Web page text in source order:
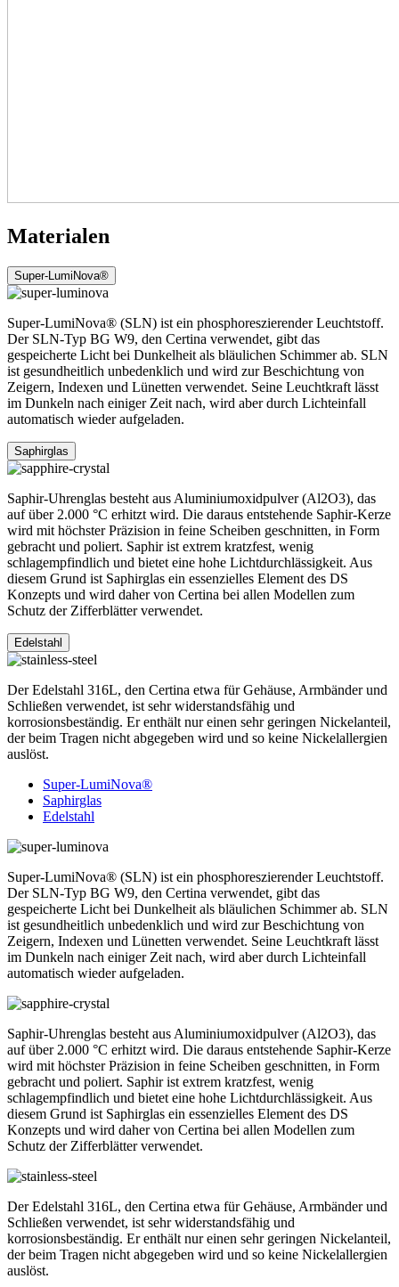
Materialen
Super-LumiNova®
Super-LumiNova® (SLN) ist ein phosphoreszierender Leuchtstoff.
Der SLN-Typ BG W9, den Certina verwendet, gibt das
gespeicherte Licht bei Dunkelheit als bläulichen Schimmer ab. SLN
ist gesundheitlich unbedenklich und wird zur Beschichtung von
Zeigern, Indexen und Lünetten verwendet. Seine Leuchtkraft lässt
im Dunkeln nach einiger Zeit nach, wird aber durch Lichteinfall
automatisch wieder aufgeladen.
Saphirglas
Saphir-Uhrenglas besteht aus Aluminiumoxidpulver (Al2O3), das
auf über 2.000 °C erhitzt wird. Die daraus entstehende Saphir-Kerze
wird mit höchster Präzision in feine Scheiben geschnitten, in Form
gebracht und poliert. Saphir ist extrem kratzfest, wenig
schlagempfindlich und bietet eine hohe Lichtdurchlässigkeit. Aus
diesem Grund ist Saphirglas ein essenzielles Element des DS
Konzepts und wird daher von Certina bei allen Modellen zum
Schutz der Zifferblätter verwendet.
Edelstahl
Der Edelstahl 316L, den Certina etwa für Gehäuse, Armbänder und
Schließen verwendet, ist sehr widerstandsfähig und
korrosionsbeständig. Er enthält nur einen sehr geringen Nickelanteil,
der beim Tragen nicht abgegeben wird und so keine Nickelallergien
auslöst.
Super-LumiNova®
Saphirglas
Edelstahl
Super-LumiNova® (SLN) ist ein phosphoreszierender Leuchtstoff.
Der SLN-Typ BG W9, den Certina verwendet, gibt das
gespeicherte Licht bei Dunkelheit als bläulichen Schimmer ab. SLN
ist gesundheitlich unbedenklich und wird zur Beschichtung von
Zeigern, Indexen und Lünetten verwendet. Seine Leuchtkraft lässt
im Dunkeln nach einiger Zeit nach, wird aber durch Lichteinfall
automatisch wieder aufgeladen.
Saphir-Uhrenglas besteht aus Aluminiumoxidpulver (Al2O3), das
auf über 2.000 °C erhitzt wird. Die daraus entstehende Saphir-Kerze
wird mit höchster Präzision in feine Scheiben geschnitten, in Form
gebracht und poliert. Saphir ist extrem kratzfest, wenig
schlagempfindlich und bietet eine hohe Lichtdurchlässigkeit. Aus
diesem Grund ist Saphirglas ein essenzielles Element des DS
Konzepts und wird daher von Certina bei allen Modellen zum
Schutz der Zifferblätter verwendet.
Der Edelstahl 316L, den Certina etwa für Gehäuse, Armbänder und
Schließen verwendet, ist sehr widerstandsfähig und
korrosionsbeständig. Er enthält nur einen sehr geringen Nickelanteil,
der beim Tragen nicht abgegeben wird und so keine Nickelallergien
auslöst.